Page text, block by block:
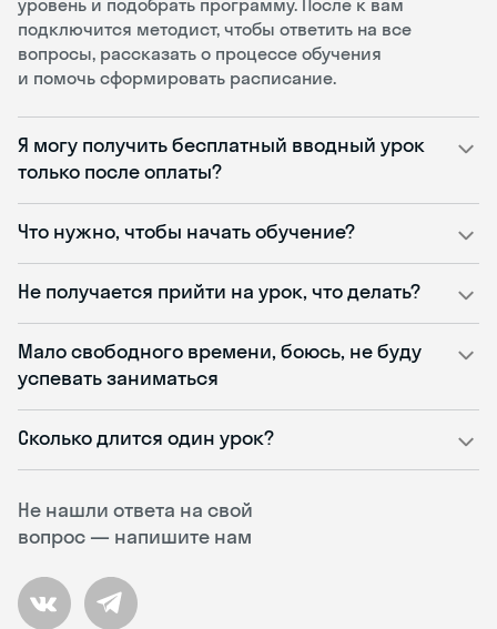
Не нашли ответа на свой
вопрос — напишите нам
уровень и подобрать программу. После к вам
подключится методист, чтобы ответить на все
вопросы, рассказать о процессе обучения
и помочь сформировать расписание.
Я могу получить бесплатный вводный урок
только после оплаты?
Что нужно, чтобы начать обучение?
Не получается прийти на урок, что делать?
Мало свободного времени, боюсь, не буду
успевать заниматься
Сколько длится один урок?